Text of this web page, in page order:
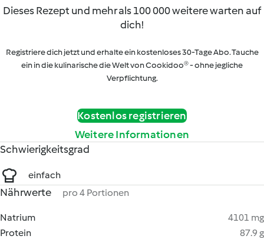
Dieses Rezept und mehr als 100 000 weitere warten auf
dich!
Registriere dich jetzt und erhalte ein kostenloses 30-Tage Abo. Tauche
ein in die kulinarische die Welt von Cookidoo® - ohne jegliche
Verpflichtung.
Kostenlos registrieren
Weitere Informationen
Schwierigkeitsgrad
einfach
Nährwerte pro 4 Portionen
Natrium
4101 mg
Protein
87.9 g